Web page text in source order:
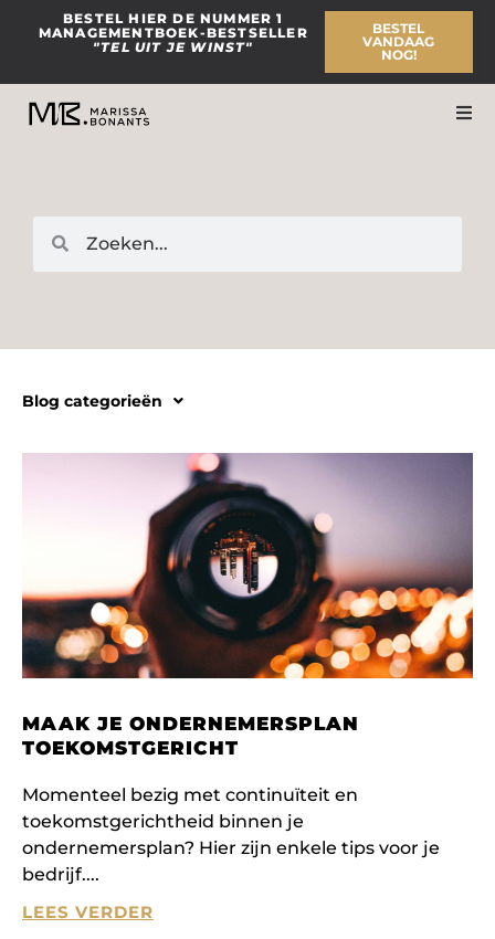
naar
inhoud
BESTEL HIER DE NUMMER 1
MANAGEMENTBOEK-BESTSELLER
"TEL UIT JE WINST"
BESTEL
VANDAAG
NOG!
Blog categorieën
MAAK JE ONDERNEMERSPLAN
TOEKOMSTGERICHT
Momenteel bezig met continuïteit en
toekomstgerichtheid binnen je
ondernemersplan? Hier zijn enkele tips voor je
bedrijf.
LEES VERDER